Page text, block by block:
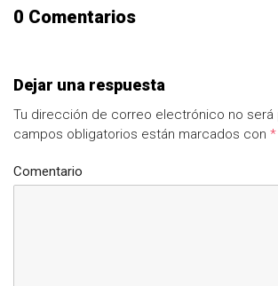
0 Comentarios
Dejar una respuesta
Tu dirección de correo electrónico no será
campos obligatorios están marcados con *
Comentario